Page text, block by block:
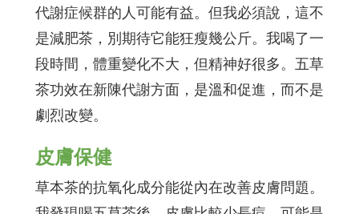
代謝症候群的人可能有益。但我必須說，這不
是減肥茶，別期待它能狂瘦幾公斤。我喝了一
段時間，體重變化不大，但精神好很多。五草
茶功效在新陳代謝方面，是溫和促進，而不是
劇烈改變。
皮膚保健
草本茶的抗氧化成分能從內在改善皮膚問題。